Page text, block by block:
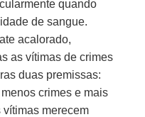
quando
de sangue.
acalorado,
as vítimas de crimes
duas premissas:
crimes e mais
merecem